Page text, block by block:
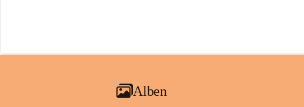
Alben